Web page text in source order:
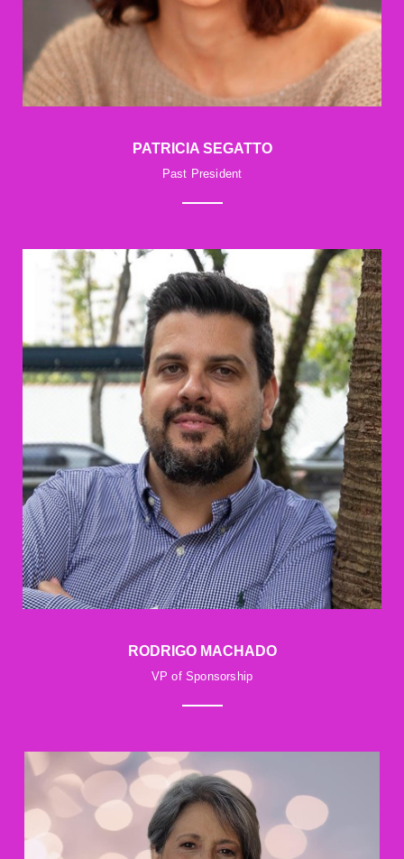
PATRICIA SEGATTO
Past President
RODRIGO MACHADO
VP of Sponsorship